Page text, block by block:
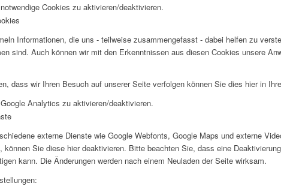
Cookies zu aktivieren/deaktivieren.
Informationen, die uns - teilweise zusammengefasst - dabei helfen zu
sind. Auch können wir mit den Erkenntnissen aus diesen Cookies unsere
dass wir Ihren Besuch auf unserer Seite verfolgen können Sie dies hier in
Analytics zu aktivieren/deaktivieren.
externe Dienste wie Google Webfonts, Google Maps und externe
können Sie diese hier deaktivieren. Bitte beachten Sie, dass eine
kann. Die Änderungen werden nach einem Neuladen der Seite wirksam.